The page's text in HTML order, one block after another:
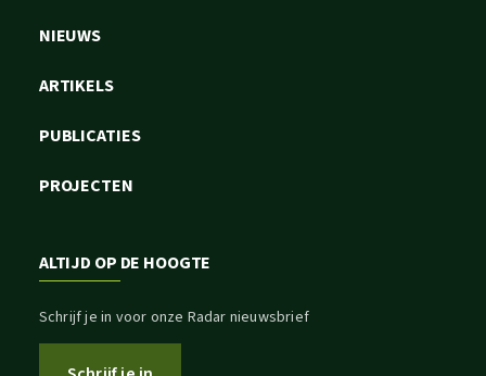
NIEUWS
ARTIKELS
PUBLICATIES
PROJECTEN
ALTIJD OP DE HOOGTE
Schrijf je in voor onze Radar nieuwsbrief